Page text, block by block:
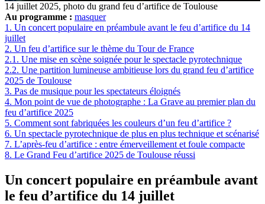
14 juillet 2025, photo du grand feu d’artifice de Toulouse
Au programme : masquer
1. Un concert populaire en préambule avant le feu d’artifice du 14
juillet
2. Un feu d’artifice sur le thème du Tour de France
2.1. Une mise en scène soignée pour le spectacle pyrotechnique
2.2. Une partition lumineuse ambitieuse lors du grand feu d’artifice
2025 de Toulouse
3. Pas de musique pour les spectateurs éloignés
4. Mon point de vue de photographe : La Grave au premier plan du
feu d’artifice 2025
5. Comment sont fabriquées les couleurs d’un feu d’artifice ?
6. Un spectacle pyrotechnique de plus en plus technique et scénarisé
7. L’après-feu d’artifice : entre émerveillement et foule compacte
8. Le Grand Feu d’artifice 2025 de Toulouse réussi
Un concert populaire en préambule avant
le feu d’artifice du 14 juillet